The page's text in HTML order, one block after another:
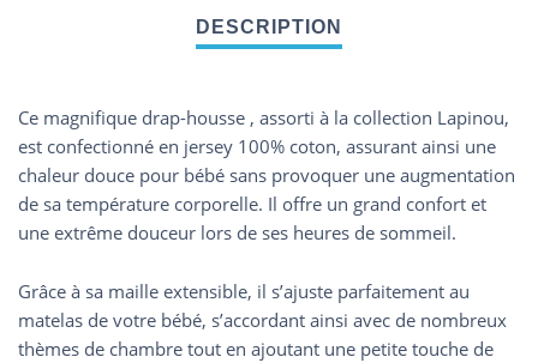
Ce magnifique drap-housse , assorti à la collection Lapinou,
est confectionné en jersey 100% coton, assurant ainsi une
chaleur douce pour bébé sans provoquer une augmentation
de sa température corporelle. Il offre un grand confort et
une extrême douceur lors de ses heures de sommeil.
Grâce à sa maille extensible, il s’ajuste parfaitement au
matelas de votre bébé, s’accordant ainsi avec de nombreux
thèmes de chambre tout en ajoutant une petite touche de